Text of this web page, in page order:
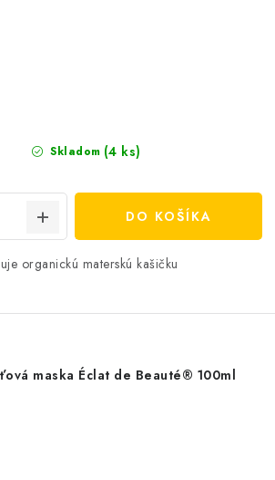
Skladom (4 ks)
DO KOŠÍKA
organickú materskú kašičku
maska ​​Éclat de Beauté® 100ml